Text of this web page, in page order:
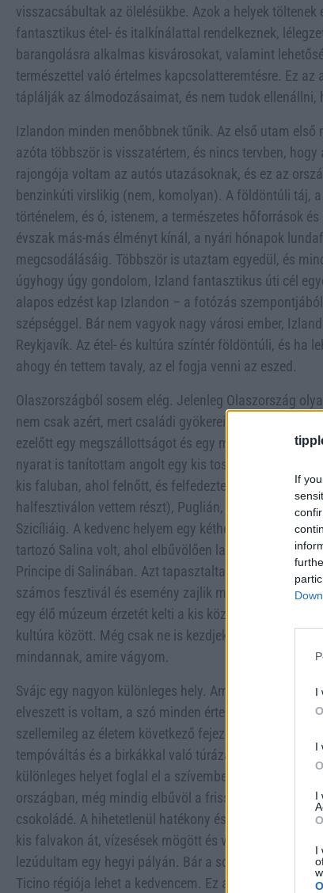
If
I
I
I
I
visszacsábultak az ölelésükbe. Azok a helyek
fantasztikus étel- és italkínálattal rendelkeznek,
barangolásra alkalmas kisvárosokat, valamint
természettel való értelmes kapcsolatteremtésre. Ez az
táplálják az álmodozásaimat, és nem tudok ellenállni,
Izlandon minden menőbbnek tűnik. Az első utam
azóta többször is visszatértem, és nincs tervben,
rajongója voltam az autós utazásoknak, és ez az
benzinkúti virslikig (nem, komolyan). A földöntúli táj,
történelem, és ó, istenem, a természetes hőforrások
évszak más-más élményt kínál, a nyári hónapok
megcsodálásáig. Többször is utaztam egyedül, és
úgyhogy úgy gondolom, Izland fantasztikus úti cél
alapos edzést kap Izlandon – a fotózás
szépséggel. Bár nem vagyok nagy városi ember,
Reykjavík. Az étel- és kultúra színtér földöntúli, és ha
ahogy én tettem tavaly, az el fogja venni az eszed.
Olaszországból sosem elég. Jelenleg Olaszország
nem csak azért, mert családi gyökereim kötnek az
ezelőtt egy megszállottságot és egy minden évben
nyarat is tanítottam angolt egy kis toszkán iskolában.
kis faluban, ahol felnőtt, és felfedeztem szinte
halfesztiválon vettem részt), Puglián, a Dolomitokon,
Szicíliáig. A kedvenc helyem egy kéthetes, párommal
tartozó Salina volt, ahol elbűvölően lassú napokat
Principe di Salinában. Azt tapasztaltam, hogy
számos fesztivál és esemény zajlik minden évszakon
egy élő múzeum érzetét kelti a kis középkori
kultúra között. Még csak ne is kezdjek bele az
mindannak, amire vágyom.
Svájc egy nagyon különleges hely. Amikor először
elveszett is voltam, a szó minden értelmében.
szellemileg az életem következő fejezetét próbáltam
tempóváltás és a birkákkal való túrázás csodákra
különleges helyet foglal el a szívemben. Bár az első
országban, még mindig elbűvöl a friss svájci levegő,
csokoládé. A hihetetlenül hatékony és festői
kis falvakon át, vízesések mögött és völgyeken
lezúdultam egy hegyi pályán. Bár a sokszínű régiók
Ticino régiója lehet a kedvencem. Ez a Lago Maggiore